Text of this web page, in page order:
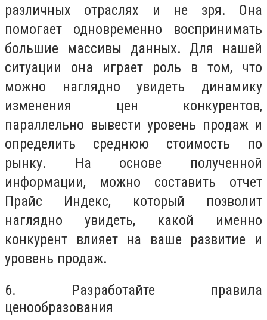
различных отраслях и не зря. Она
помогает одновременно воспринимать
большие массивы данных. Для нашей
ситуации она играет роль в том, что
можно наглядно увидеть динамику
изменения цен конкурентов,
параллельно вывести уровень продаж и
определить среднюю стоимость по
рынку. На основе полученной
информации, можно составить отчет
Прайс Индекс, который позволит
наглядно увидеть, какой именно
конкурент влияет на ваше развитие и
уровень продаж.
6. Разработайте правила
ценообразования